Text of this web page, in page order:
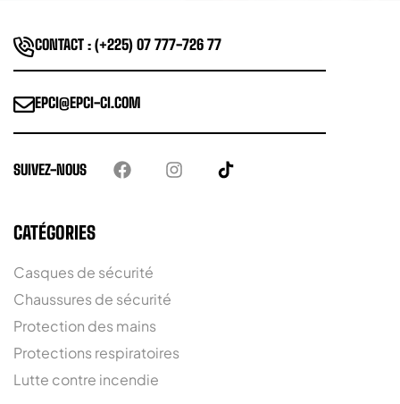
CONTACT : (+225) 07 777-726 77
EPCI@EPCI-CI.COM
SUIVEZ-NOUS
CATÉGORIES
Casques de sécurité
Chaussures de sécurité
Protection des mains
Protections respiratoires
Lutte contre incendie